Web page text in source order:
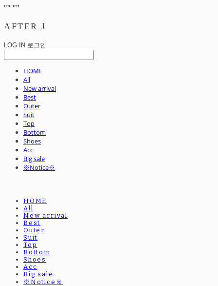
"" ""
AFTER J
LOG IN 로그인
HOME
All
New arrival
Best
Outer
Suit
Top
Bottom
Shoes
Acc
Big sale
※Notice※
HOME
All
New arrival
Best
Outer
Suit
Top
Bottom
Shoes
Acc
Big sale
※Notice※